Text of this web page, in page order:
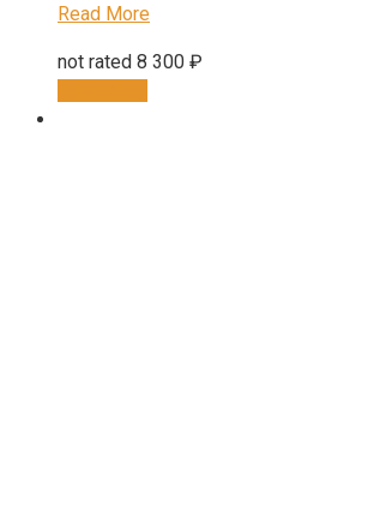
Read More
not rated 8 300 ₽